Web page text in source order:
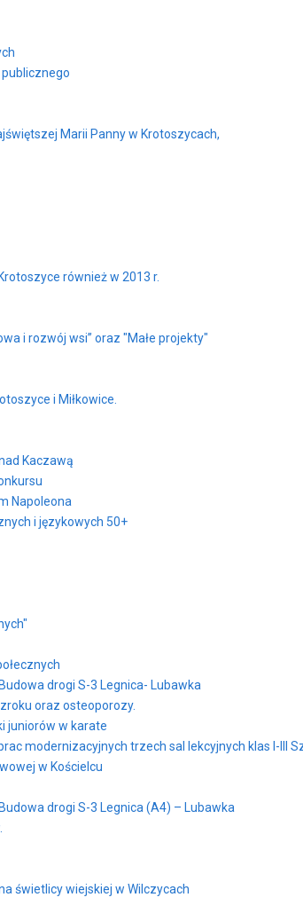
Marii Panny w Krotoszycach,
również w 2013 r.
i rozwój wsi” oraz "Małe projekty"
i Miłkowice.
Kaczawą
Napoleona
i językowych 50+
drogi S-3 Legnica- Lubawka
oraz osteoporozy.
juniorów w karate
modernizacyjnych trzech sal lekcyjnych klas I-III
w Kościelcu
drogi S-3 Legnica (A4) – Lubawka
świetlicy wiejskiej w Wilczycach